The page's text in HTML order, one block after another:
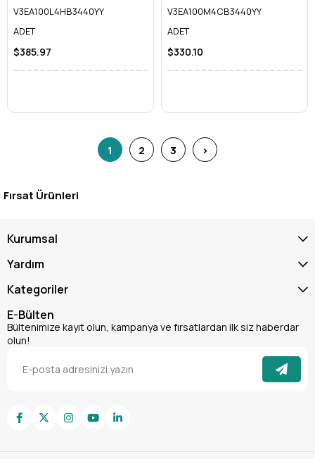
V3EA100L4HB3440YY
ADET
$385.97
V3EA100M4CB3440YY
ADET
$330.10
1 2 3 >
Fırsat Ürünleri
Kurumsal
Yardım
Kategoriler
E-Bülten
Bültenimize kayıt olun, kampanya ve fırsatlardan ilk siz haberdar
olun!